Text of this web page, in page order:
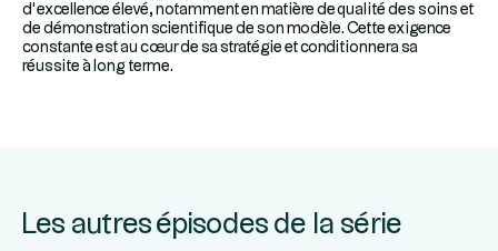
d’excellence élevé, notamment en matière de qualité des soins et
de démonstration scientifique de son modèle. Cette exigence
constante est au cœur de sa stratégie et conditionnera sa
réussite à long terme.
Les autres épisodes de la série